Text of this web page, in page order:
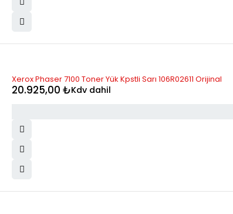
Xerox Phaser 7100 Toner Yük Kpstli Sarı 106R02611 Orijinal
20.925,00 ₺Kdv dahil